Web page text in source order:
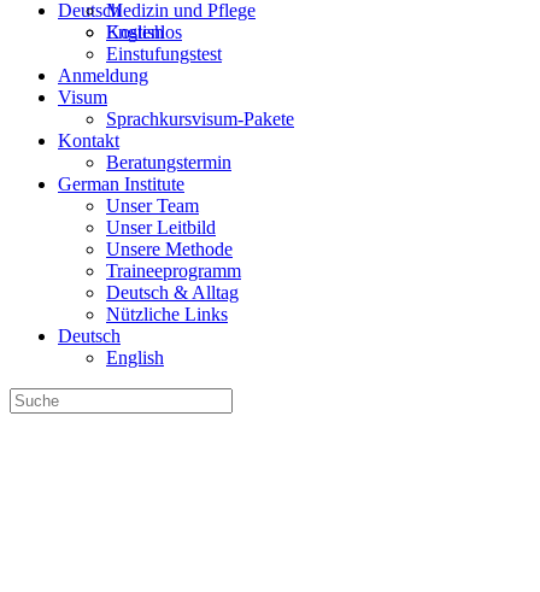
Deutsch
English
Medizin und Pflege
Kostenlos
Einstufungstest
Anmeldung
Visum
Sprachkursvisum-Pakete
Kontakt
Beratungstermin
German Institute
Unser Team
Unser Leitbild
Unsere Methode
Traineeprogramm
Deutsch & Alltag
Nützliche Links
Deutsch
English
Suche
nach: